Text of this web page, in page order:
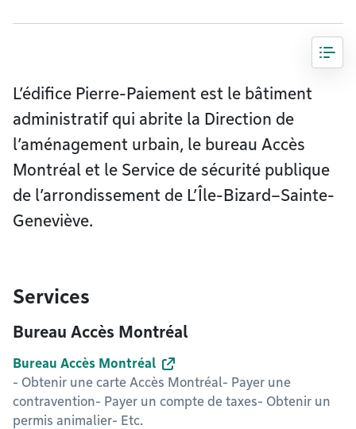
L’édifice Pierre-Paiement est le bâtiment
administratif qui abrite la Direction de
l’aménagement urbain, le bureau Accès
Montréal et le Service de sécurité publique
de l’arrondissement de L’Île-Bizard–Sainte-
Geneviève.
Services
Bureau Accès Montréal
Bureau Accès Montréal
- Obtenir une carte Accès Montréal- Payer une
contravention- Payer un compte de taxes- Obtenir un
permis animalier- Etc.